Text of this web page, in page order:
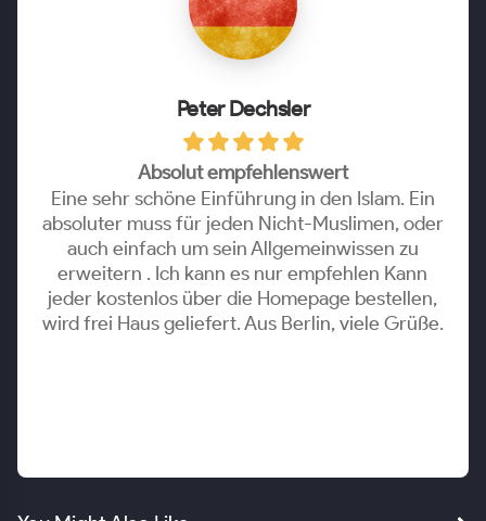
Peter Dechsler
Absolut empfehlenswert
Eine sehr schöne Einführung in den Islam. Ein
absoluter muss für jeden Nicht-Muslimen, oder
auch einfach um sein Allgemeinwissen zu
erweitern . Ich kann es nur empfehlen Kann
jeder kostenlos über die Homepage bestellen,
wird frei Haus geliefert. Aus Berlin, viele Grüße.